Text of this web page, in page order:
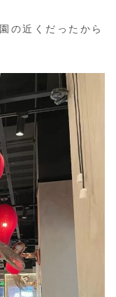
の近くだったから